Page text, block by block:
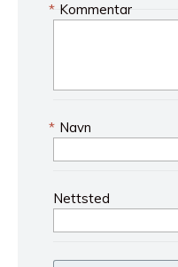
Kommentar
*
Navn
*
Nettsted